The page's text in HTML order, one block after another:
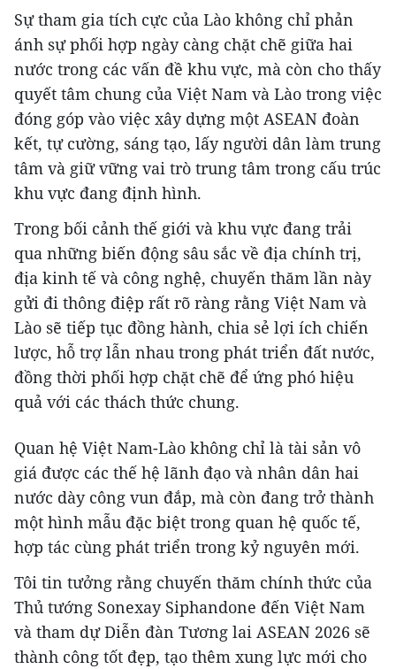
Sự tham gia tích cực của Lào không chỉ phản
ánh sự phối hợp ngày càng chặt chẽ giữa hai
nước trong các vấn đề khu vực, mà còn cho thấy
quyết tâm chung của Việt Nam và Lào trong việc
đóng góp vào việc xây dựng một ASEAN đoàn
kết, tự cường, sáng tạo, lấy người dân làm trung
tâm và giữ vững vai trò trung tâm trong cấu trúc
khu vực đang định hình.
Trong bối cảnh thế giới và khu vực đang trải
qua những biến động sâu sắc về địa chính trị,
địa kinh tế và công nghệ, chuyến thăm lần này
gửi đi thông điệp rất rõ ràng rằng Việt Nam và
Lào sẽ tiếp tục đồng hành, chia sẻ lợi ích chiến
lược, hỗ trợ lẫn nhau trong phát triển đất nước,
đồng thời phối hợp chặt chẽ để ứng phó hiệu
quả với các thách thức chung.
Quan hệ Việt Nam-Lào không chỉ là tài sản vô
giá được các thế hệ lãnh đạo và nhân dân hai
nước dày công vun đắp, mà còn đang trở thành
một hình mẫu đặc biệt trong quan hệ quốc tế,
hợp tác cùng phát triển trong kỷ nguyên mới.
Tôi tin tưởng rằng chuyến thăm chính thức của
Thủ tướng Sonexay Siphandone đến Việt Nam
và tham dự Diễn đàn Tương lai ASEAN 2026 sẽ
thành công tốt đẹp, tạo thêm xung lực mới cho